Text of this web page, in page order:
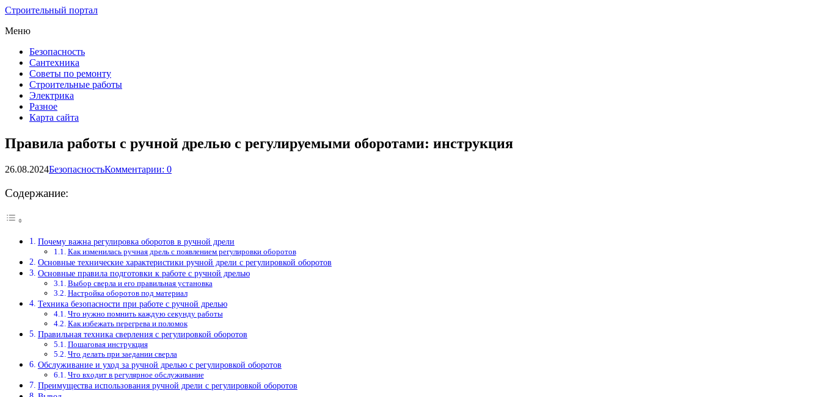
Строительный портал
Меню
Безопасность
Сантехника
Советы по ремонту
Строительные работы
Электрика
Разное
Карта сайта
Правила работы с ручной дрелью с регулируемыми оборотами: инструкция
26.08.2024БезопасностьКомментарии: 0
Содержание:
Почему важна регулировка оборотов в ручной дрели
Как изменилась ручная дрель с появлением регулировки оборотов
Основные технические характеристики ручной дрели с регулировкой оборотов
Основные правила подготовки к работе с ручной дрелью
Выбор сверла и его правильная установка
Настройка оборотов под материал
Техника безопасности при работе с ручной дрелью
Что нужно помнить каждую секунду работы
Как избежать перегрева и поломок
Правильная техника сверления с регулировкой оборотов
Пошаговая инструкция
Что делать при заедании сверла
Обслуживание и уход за ручной дрелью с регулировкой оборотов
Что входит в регулярное обслуживание
Преимущества использования ручной дрели с регулировкой оборотов